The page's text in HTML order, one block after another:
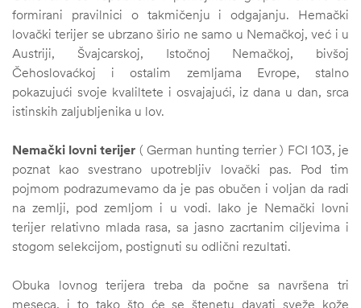
formirani pravilnici o takmičenju i odgajanju. Hemački
lovački terijer se ubrzano širio ne samo u Nemačkoj, već i u
Austriji, Švajcarskoj, Istočnoj Nemačkoj, bivšoj
Čehoslovaćkoj i ostalim zemljama Evrope, stalno
pokazujući svoje kvaliltete i osvajajući, iz dana u dan, srca
istinskih zaljubljenika u lov.
Nemački lovni terijer ( German hunting terrier ) FCI 103, je
poznat kao svestrano upotrebljiv lovački pas. Pod tim
pojmom podrazumevamo da je pas obučen i voljan da radi
na zemlji, pod zemljom i u vodi. Iako je Nemački lovni
terijer relativno mlada rasa, sa jasno zacrtanim ciljevima i
stogom selekcijom, postignuti su odlični rezultati.
Obuka lovnog terijera treba da počne sa navršena tri
meseca, i to tako što će se štenetu davati sveže kože